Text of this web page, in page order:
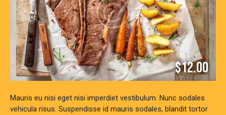
$12.00
Mauris eu nisi eget nisi imperdiet vestibulum. Nunc sodales
vehicula risus. Suspendisse id mauris sodales, blandit tortor